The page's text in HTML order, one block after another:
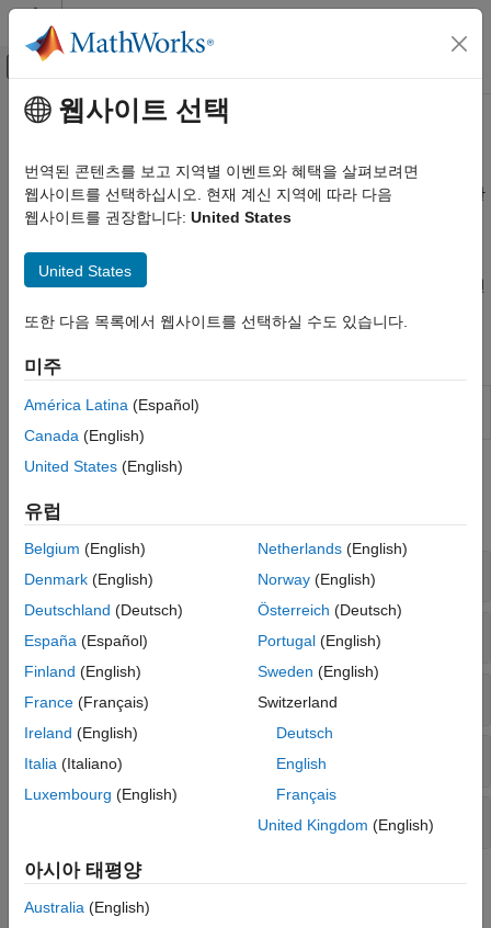
콘텐츠로 바로 가기
오프캔버스 탐색 메뉴 토글
문서 홈
System Identification Toolbox
비선형 모델 식별
카테고리
비선형 모델 식별 기본 사항
비선형 ARX 모델
비선형 그레이박스 모델
주요 콘텐츠
비선형 ARX 모델
시그모이드, 웨이블릿과 같은 동적 네트워크를 사용하여 모델링한
비선형 동작
시그모이드 네트워크와 같은 동적 비선형성 추정기를 이용해
시스템의 비선형성을 나타냅니다. 비선형 ARX 모델을 추정하려면
앱
System
측정된 데이터에서 동적 시스템의 모델
함수
모두 확장
모델 추정
모델 회귀 변수
비선형 및 선형 매핑 객체
시뮬레이션, 예측 및 검증
블록
웹사이트 선택
번역된 콘텐츠를 보고 지역별 이벤트와 혜택을 살펴보려면
웹사이트를 선택하십시오. 현재 계신 지역에 따라 다음
웹사이트를 권장합니다: United States
United States
또한 다음 목록에서 웹사이트를 선택하실 수도 있습니다.
미주
América Latina (Español)
Canada (English)
United States (English)
유럽
Belgium (English)
Denmark (English)
Deutschland (Deutsch)
España (Español)
Finland (English)
France (Français)
Ireland (English)
Italia (Italiano)
Luxembourg (English)
Netherlands(English)
Norway(English)
Österreich (Deutsch)
Portugal(English)
Sweden (English)
Switzerland
Deutsch
English
Français
United Kingdom (English)
아시아 태평양
Australia (English)